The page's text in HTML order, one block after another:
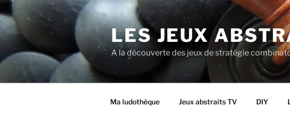
LES JEUX
A la découverte des jeux de stratégie
Ma ludothèque Jeux abstraits TV DIY